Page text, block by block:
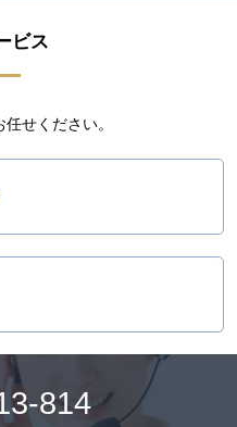
ビス
せください。
814